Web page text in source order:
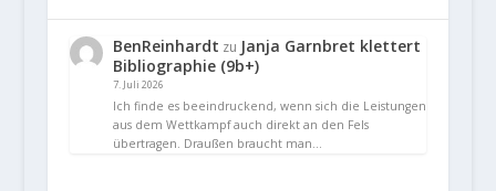
BenReinhardt zu Janja Garnbret klettert
Bibliographie (9b+)
7. Juli 2026
Ich finde es beeindruckend, wenn sich die Leistungen
aus dem Wettkampf auch direkt an den Fels
übertragen. Draußen braucht man…